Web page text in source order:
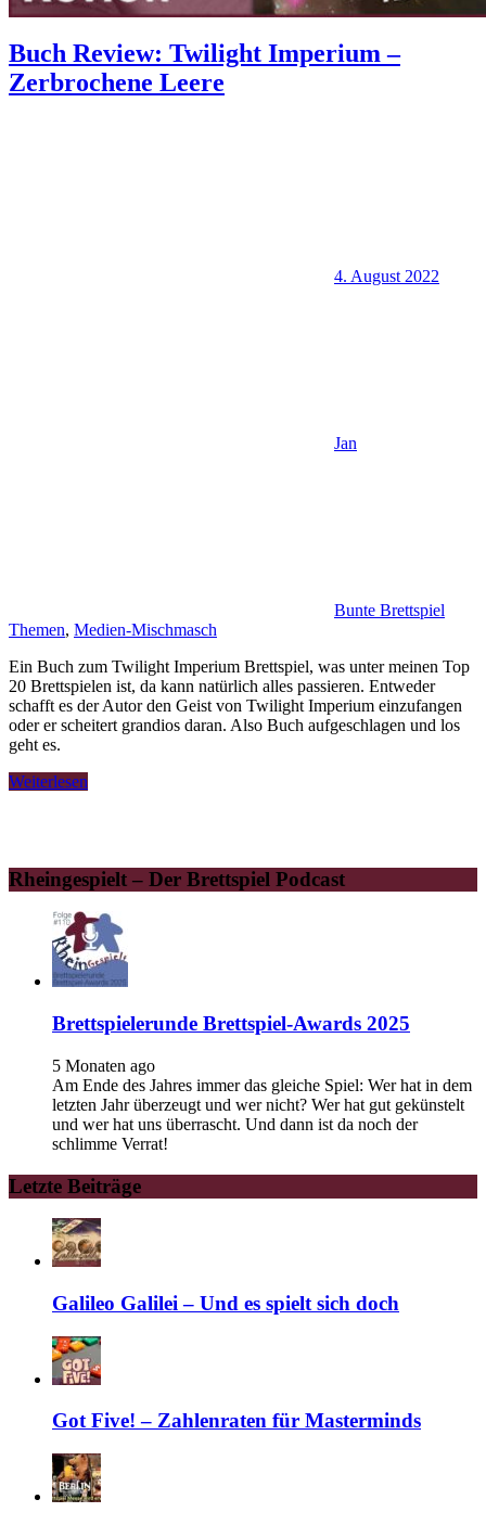
Buch Review: Twilight Imperium –
Zerbrochene Leere
4. August 2022
Jan
Bunte Brettspiel
Themen, Medien-Mischmasch
Ein Buch zum Twilight Imperium Brettspiel, was unter meinen Top
20 Brettspielen ist, da kann natürlich alles passieren. Entweder
schafft es der Autor den Geist von Twilight Imperium einzufangen
oder er scheitert grandios daran. Also Buch aufgeschlagen und los
geht es.
Weiterlesen
Rheingespielt – Der Brettspiel Podcast
Brettspielerunde Brettspiel-Awards 2025
5 Monaten ago
Am Ende des Jahres immer das gleiche Spiel: Wer hat in dem
letzten Jahr überzeugt und wer nicht? Wer hat gut gekünstelt
und wer hat uns überrascht. Und dann ist da noch der
schlimme Verrat!
Letzte Beiträge
Galileo Galilei – Und es spielt sich doch
Got Five! – Zahlenraten für Masterminds